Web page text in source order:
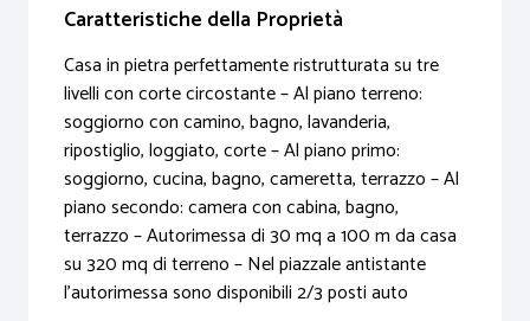
Caratteristiche della Proprietà
Casa in pietra perfettamente ristrutturata su tre
livelli con corte circostante – Al piano terreno:
soggiorno con camino, bagno, lavanderia,
ripostiglio, loggiato, corte – Al piano primo:
soggiorno, cucina, bagno, cameretta, terrazzo – Al
piano secondo: camera con cabina, bagno,
terrazzo – Autorimessa di 30 mq a 100 m da casa
su 320 mq di terreno – Nel piazzale antistante
l'autorimessa sono disponibili 2/3 posti auto